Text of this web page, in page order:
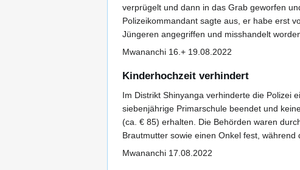
verprügelt und dann in das Grab geworfen
Polizeikommandant sagte aus, er habe erst
Jüngeren angegriffen und misshandelt
Mwananchi 16.+ 19.08.2022
Kinderhochzeit verhindert
Im Distrikt Shinyanga verhinderte die Polizei
siebenjährige Primarschule beendet und
(ca. € 85) erhalten. Die Behörden waren
Brautmutter sowie einen Onkel fest, während
Mwananchi 17.08.2022